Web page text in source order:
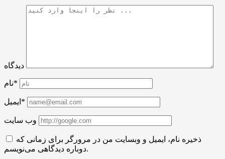
دیدگاه
نام*
ایمیل*
وب سایت
ذخیره نام، ایمیل و وبسایت من در مرورگر برای زمانی که
دوباره دیدگاهی می‌نویسم.